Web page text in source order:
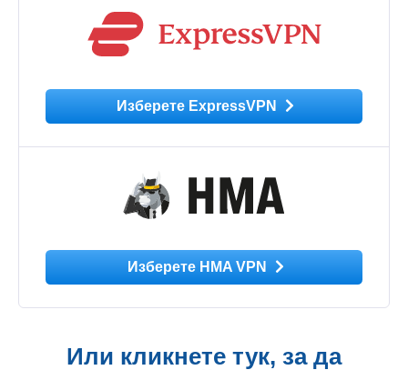
Изберете ExpressVPN
Изберете HMA VPN
Или кликнете тук, за да